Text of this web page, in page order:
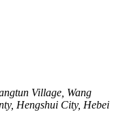
Village, Wang
Hengshui City, Hebei